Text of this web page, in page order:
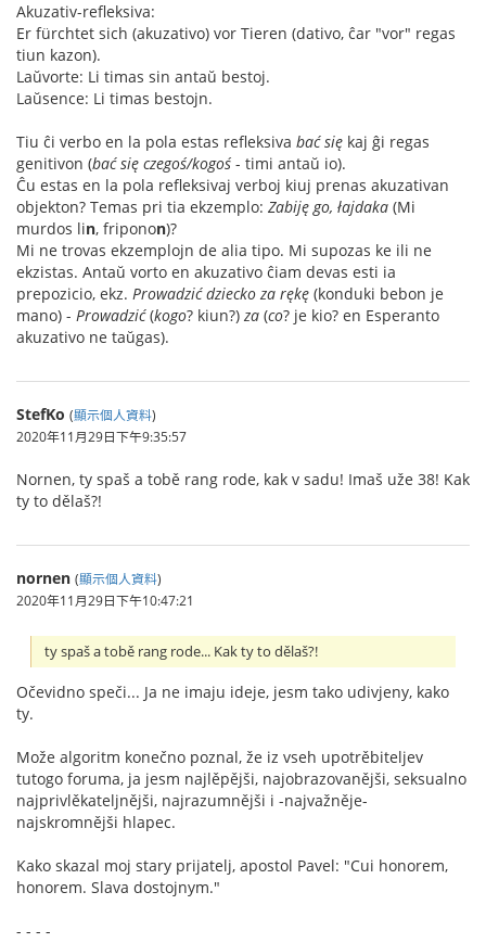
Akuzativ-refleksiva:
Er fürchtet sich (akuzativo) vor Tieren (dativo, ĉar "vor" regas
tiun kazon).
Laŭvorte: Li timas sin antaŭ bestoj.
Laŭsence: Li timas bestojn.
Tiu ĉi verbo en la pola estas refleksiva bać się kaj ĝi regas
genitivon (bać się czegoś/kogoś - timi antaŭ io).
Ĉu estas en la pola refleksivaj verboj kiuj prenas akuzativan
objekton? Temas pri tia ekzemplo: Zabiję go, łajdaka (Mi
murdos lin, friponon)?
Mi ne trovas ekzemplojn de alia tipo. Mi supozas ke ili ne
ekzistas. Antaŭ vorto en akuzativo ĉiam devas esti ia
prepozicio, ekz. Prowadzić dziecko za rękę (konduki bebon je
mano) - Prowadzić(kogo? kiun?) za (co? je kio? en Esperanto
akuzativo ne taŭgas).
StefKo (顯示個人資料)
2020年11月29日下午9:35:57
Nornen, ty spaš a tobě rang rode, kak v sadu! Imaš uže 38! Kak
ty to dělaš?!
nornen (顯示個人資料)
2020年11月29日下午10:47:21
ty spaš a tobě rang rode... Kak ty to dělaš?!
Očevidno speči... Ja ne imaju ideje, jesm tako udivjeny, kako
ty.
Može algoritm konečno poznal, že iz vseh upotrěbiteljev
tutogo foruma, ja jesm najlěpějši, najobrazovanějši, seksualno
najprivlěkateljnějši, najrazumnějši i -najvažněje-
najskromnějši hlapec.
Kako skazal moj stary prijatelj, apostol Pavel: "Cui honorem,
honorem. Slava dostojnym."
- - - -